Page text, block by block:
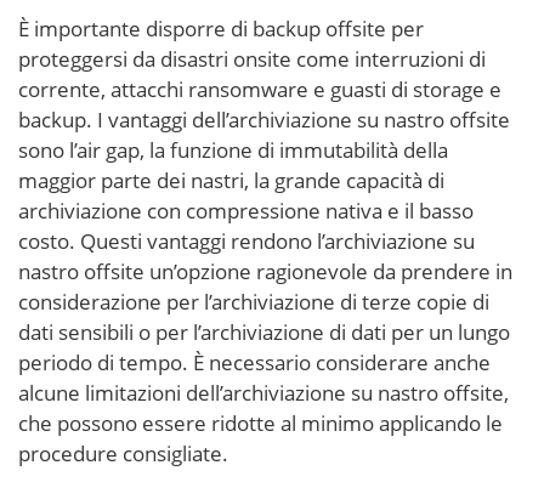
È importante disporre di backup offsite per
proteggersi da disastri onsite come interruzioni di
corrente, attacchi ransomware e guasti di storage e
backup. I vantaggi dell’archiviazione su nastro offsite
sono l’air gap, la funzione di immutabilità della
maggior parte dei nastri, la grande capacità di
archiviazione con compressione nativa e il basso
costo. Questi vantaggi rendono l’archiviazione su
nastro offsite un’opzione ragionevole da prendere in
considerazione per l’archiviazione di terze copie di
dati sensibili o per l’archiviazione di dati per un lungo
periodo di tempo. È necessario considerare anche
alcune limitazioni dell’archiviazione su nastro offsite,
che possono essere ridotte al minimo applicando le
procedure consigliate.